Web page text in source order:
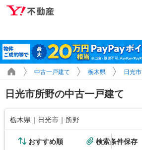
中古一戸建て 栃木県 日光市
日光市所野の中古一戸建て
栃木県｜日光市｜所野
おすすめ順 検索条件保存